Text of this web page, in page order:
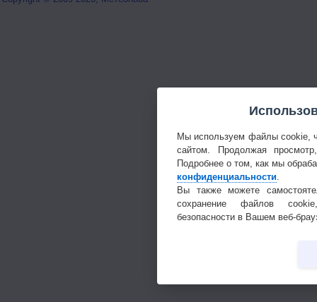
Мы используем файлы cookie,
сайтом. Продолжая
Подробнее о том, как мы
конфиденциальности
Вы также можете
сохранение файлов
безопасности в Вашем веб-